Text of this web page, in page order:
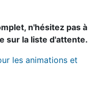
n'hésitez pas à
sur la liste d'attente.
les animations et